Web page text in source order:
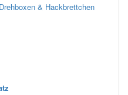
& Hackbrettchen